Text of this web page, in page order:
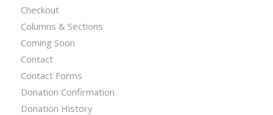
Checkout
Columns & Sections
Coming Soon
Contact
Contact Forms
Donation Confirmation
Donation History